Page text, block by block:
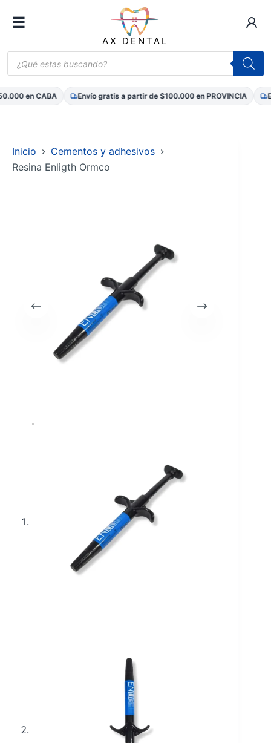
☰
AX DENTAL
Búsqueda
de
productos
en CABA Envío gratis a partir de $100.000 en PROVINCIA
contenido
Inicio
Cementos y adhesivos
Resina Enligth Ormco